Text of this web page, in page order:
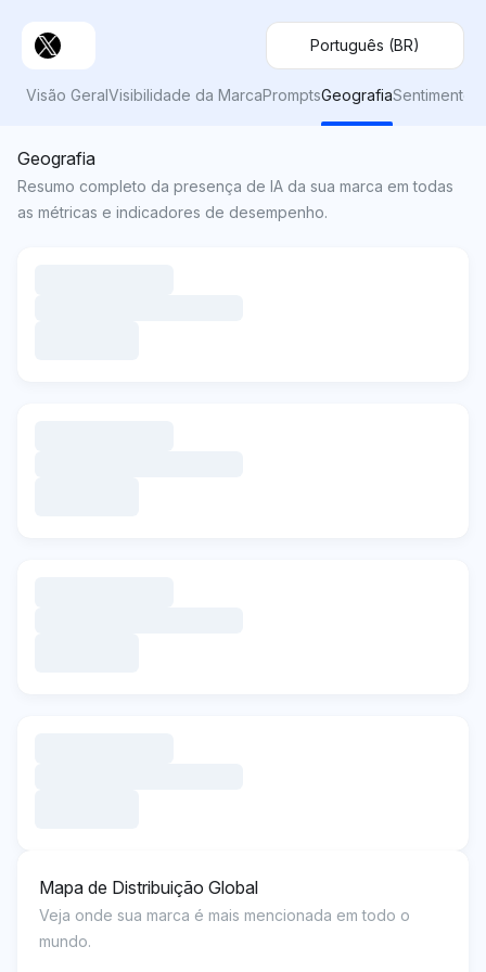
Português (BR)
Visão GeralVisibilidade da MarcaPromptsGeografiaSentimento
Geografia
Resumo completo da presença de IA da sua marca em todas
as métricas e indicadores de desempenho.
Mapa de Distribuição Global
Veja onde sua marca é mais mencionada em todo o
mundo.